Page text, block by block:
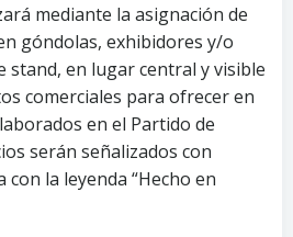
mediante la asignación de
góndolas, exhibidores y/o
stand, en lugar central y visible
comerciales para ofrecer en
en el Partido de
serán señalizados con
la leyenda “Hecho en